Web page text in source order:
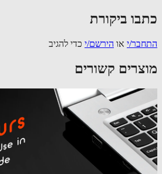
ביקורת
יאוהירשם/יכדי להגיב
קשורים